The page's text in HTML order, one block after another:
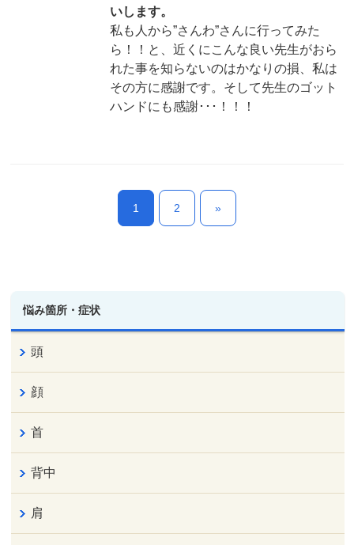
いします。
私も人から”さんわ”さんに行ってみた
ら！！と、近くにこんな良い先生がおら
れた事を知らないのはかなりの損、私は
その方に感謝です。そして先生のゴット
ハンドにも感謝･･･！！！
1 2 »
悩み箇所・症状
頭
顔
首
背中
肩